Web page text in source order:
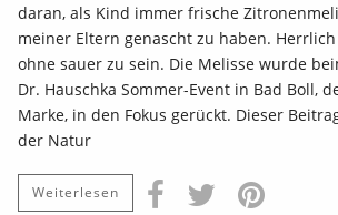
daran, als Kind immer frische
meiner Eltern genascht zu haben.
ohne sauer zu sein. Die Melisse wurde
Dr. Hauschka Sommer-Event in Bad Boll,
Marke, in den Fokus gerückt. Dieser
der Natur
Weiterlesen